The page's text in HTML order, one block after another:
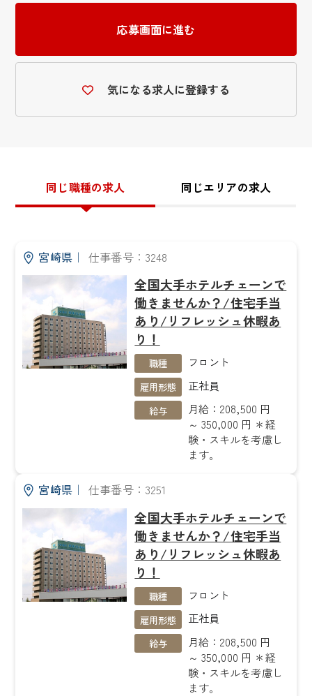
応募画面に進む
気になる求人に登録する
同じ職種の求人 同じエリアの求人
宮崎県｜ 仕事番号：3248
全国大手ホテルチェーンで
働きませんか？/住宅手当
あり/リフレッシュ休暇あ
り！
職種 フロント
雇用形態 正社員
給与
月給：208,500 円
～ 350,000 円 ＊経
験・スキルを考慮し
ます。
宮崎県｜ 仕事番号：3251
全国大手ホテルチェーンで
働きませんか？/住宅手当
あり/リフレッシュ休暇あ
り！
職種 フロント
雇用形態 正社員
給与
月給：208,500 円
～ 350,000 円 ＊経
験・スキルを考慮し
ます。